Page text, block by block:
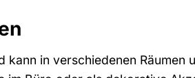
in verschiedenen